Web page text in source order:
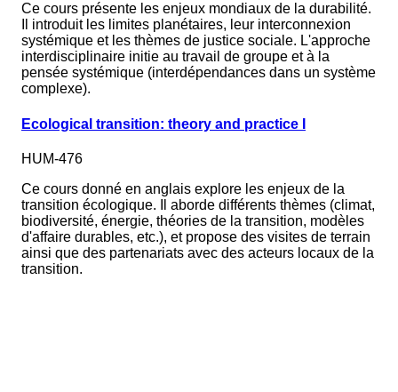
Ce cours présente les enjeux mondiaux de la durabilité.
Il introduit les limites planétaires, leur interconnexion
systémique et les thèmes de justice sociale. L'approche
interdisciplinaire initie au travail de groupe et à la
pensée systémique (interdépendances dans un système
complexe).
Ecological transition: theory and practice I
HUM-476
Ce cours donné en anglais explore les enjeux de la
transition écologique. Il aborde différents thèmes (climat,
biodiversité, énergie, théories de la transition, modèles
d'affaire durables, etc.), et propose des visites de terrain
ainsi que des partenariats avec des acteurs locaux de la
transition.